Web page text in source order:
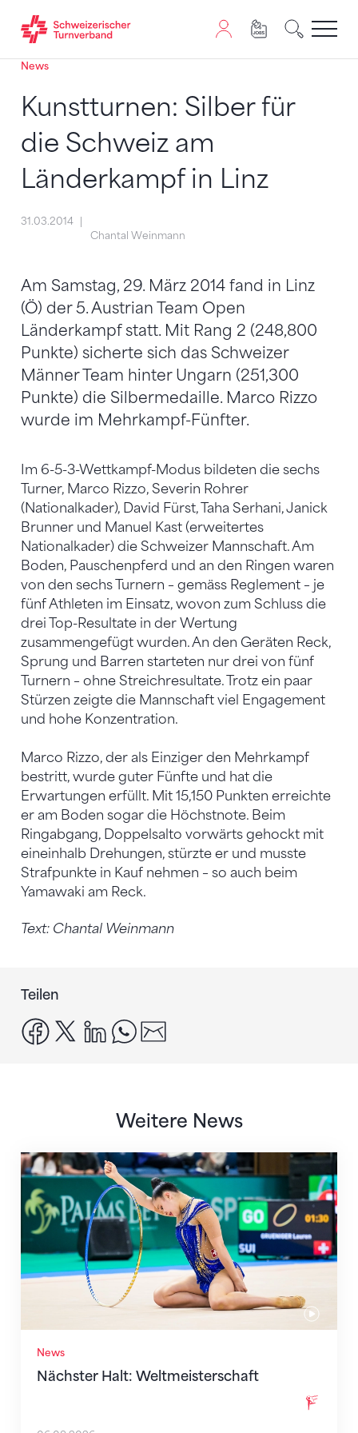
Zum Inhalt springen
Zur Sitemap navigieren
Zum Navigieren dieser Seite wird JavaScript benötigt.
News
Kunstturnen: Silber für
die Schweiz am
Länderkampf in Linz
31.03.2014
Chantal Weinmann
Am Samstag, 29. März 2014 fand in Linz
(Ö) der 5. Austrian Team Open
Länderkampf statt. Mit Rang 2 (248,800
Punkte) sicherte sich das Schweizer
Männer Team hinter Ungarn (251,300
Punkte) die Silbermedaille. Marco Rizzo
wurde im Mehrkampf-Fünfter.
Im 6-5-3-Wettkampf-Modus bildeten die sechs
Turner, Marco Rizzo, Severin Rohrer
(Nationalkader), David Fürst, Taha Serhani, Janick
Brunner und Manuel Kast (erweitertes
Nationalkader) die Schweizer Mannschaft. Am
Boden, Pauschenpferd und an den Ringen waren
von den sechs Turnern – gemäss Reglement – je
fünf Athleten im Einsatz, wovon zum Schluss die
drei Top-Resultate in der Wertung
zusammengefügt wurden. An den Geräten Reck,
Sprung und Barren starteten nur drei von fünf
Turnern – ohne Streichresultate. Trotz ein paar
Stürzen zeigte die Mannschaft viel Engagement
und hohe Konzentration.
Marco Rizzo, der als Einziger den Mehrkampf
bestritt, wurde guter Fünfte und hat die
Erwartungen erfüllt. Mit 15,150 Punkten erreichte
er am Boden sogar die Höchstnote. Beim
Ringabgang, Doppelsalto vorwärts gehockt mit
eineinhalb Drehungen, stürzte er und musste
Strafpunkte in Kauf nehmen – so auch beim
Yamawaki am Reck.
Text: Chantal Weinmann
Teilen
facebook
x linkedinwhatsapp
Weitere News
News
Nächster Halt: Weltmeisterschaft
Nächster Halt: Weltmeisterschaft